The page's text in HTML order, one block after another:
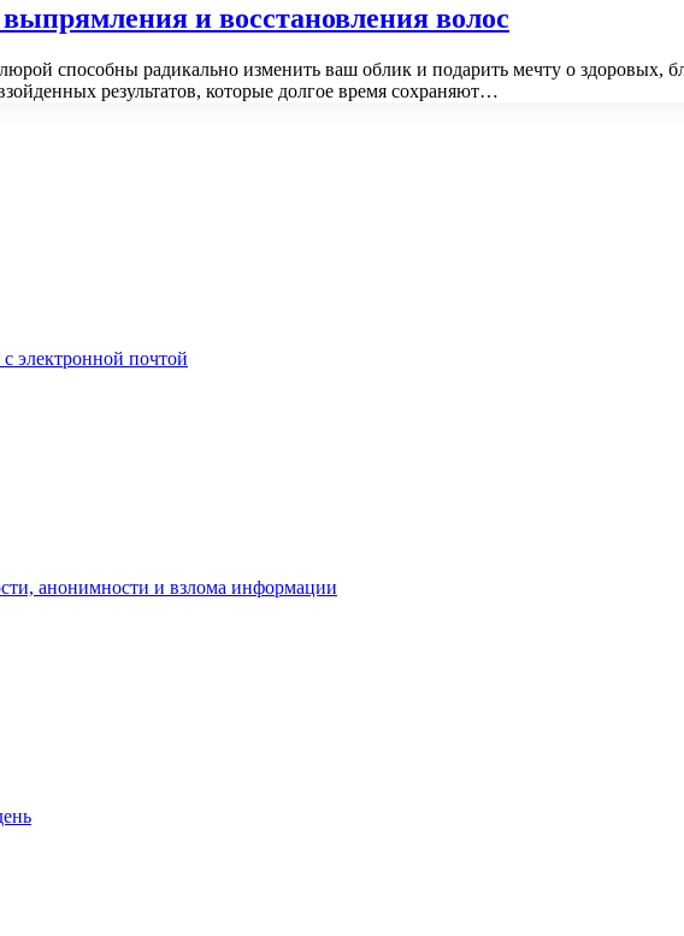
и восстановления волос
способны радикально изменить ваш облик и подарить мечту о здоровых,
результатов, которые долгое время сохраняют…
электронной почтой
анонимности и взлома информации